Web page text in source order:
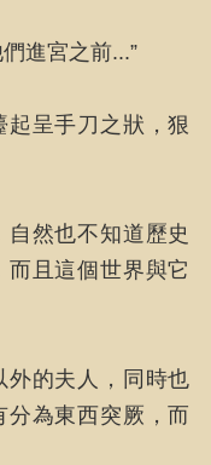
進宮之前...”
呈手刀之狀，狠
然也不知道歷史
而且這個世界與它
外的夫人，同時也
為東西突厥，而